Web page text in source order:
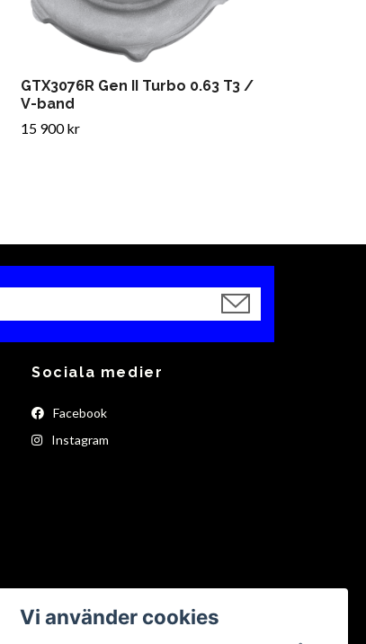
GTX3076R Gen II Turbo 0.63 T3 /
V-band
15 900 kr
Sociala medier
Facebook
Instagram
Vi använder cookies